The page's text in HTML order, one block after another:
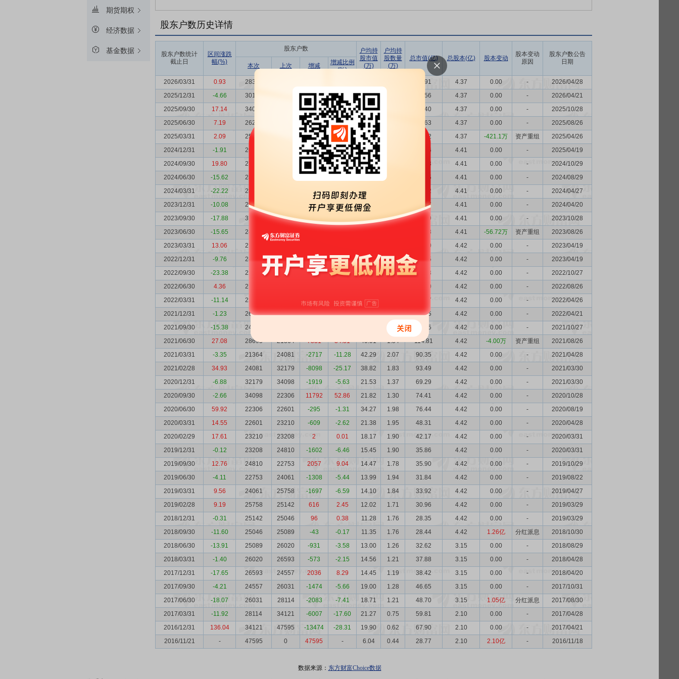
期货期权
经济数据
基金数据
股东户数历史详情
股东户数统计
截止日
区间涨跌
幅(%)
股东户数
户均持
股市值
(万)
户均持
股数量
(万)
总市值(亿) 总股本(亿) 股本变动
股本变动
原因
股东户数公告
日期
本次 上次 增减
增减比例
(%)
2026/03/31
0.93 28353 37.91 4.37 0.00 -
2026/04/28
2025/12/31
-4.66 30135 -3920 -11.51 12.47 37.56 4.37 0.00 -
2026/04/21
2025/09/30
17.14 34055 7793 29.67 11.57 39.40 4.37 0.00 -
2025/10/28
2025/06/30
7.19 26262 445 1.72 12.81 33.63 4.37 0.00 -
2025/08/26
2025/03/31
2.09 25817 -822 -3.09 12.40 32.02 4.37 -421.1万 资产重组
2025/04/26
2024/12/31
-1.91 26639 -1290 -4.62 11.89 31.66 4.41 0.00 -
2025/04/19
2024/09/30
19.80 27929 -980 -3.39 11.56 32.28 4.41 0.00 -
2024/10/29
2024/06/30
-15.62 28909 28988 1.53 26.95 4.41 0.00 -
2024/08/29
2024/03/31
-22.22 28988 -528 -1.79 11.29 32.72 4.41 0.00 -
2024/04/27
2023/12/31
-10.08 29516 -2274 -7.15 14.25 42.07 4.41 0.00 -
2024/04/20
2023/09/30
-17.88 31790 24000 7790 14.72 1.39 46.79 4.41 0.00 -
2023/10/28
2023/06/30
-15.65 24000 21387 56.98 4.41 -56.72万 资产重组
2023/08/26
2023/03/31
13.06 21387 68.80 4.42 0.00 -
2023/04/19
2022/12/31
-9.76 24913 22691 2222 9.79 24.42 1.77 60.85 4.42 0.00 -
2023/04/19
2022/09/30
-23.38 22691 21551 1140 5.29 29.72 1.95 67.43 4.42 0.00 -
2022/10/27
2022/06/30
4.36 21551 88.00 4.42 0.00 -
2022/08/26
2022/03/31
-11.14 22406 -4136 -15.58 38.06 85.27 4.42 0.00 -
2022/04/26
2021/12/31
-1.23 26542 24120 2422 10.04 36.15 1.66 95.95 4.42 0.00 -
2022/04/21
2021/09/30
-15.38 24120 1.83 97.15 4.42 0.00 -
2021/10/27
2021/06/30
27.08 28695 21364 7331 34.31 40.01 1.54 114.81 4.42 -4.00万 资产重组
2021/08/26
2021/03/31
-3.35 21364 24081 -2717 -11.28 42.29 2.07 90.35 4.42 0.00 -
2021/04/28
2021/02/28
34.93 24081 32179 -8098 -25.17 38.82 1.83 93.49 4.42 0.00 -
2021/03/30
2020/12/31
-6.88 32179 34098 -1919 -5.63 21.53 1.37 69.29 4.42 0.00 -
2021/03/30
2020/09/30
-2.66 34098 22306 11792 52.86 21.82 1.30 74.41 4.42 0.00 -
2020/10/28
2020/06/30
59.92 22306 22601 -295 -1.31 34.27 1.98 76.44 4.42 0.00 -
2020/08/19
2020/03/31
14.55 22601 23210 -609 -2.62 21.38 1.95 48.31 4.42 0.00 -
2020/04/28
2020/02/29
17.61 23210 23208 2 0.01 18.17 1.90 42.17 4.42 0.00 -
2020/03/31
2019/12/31
-0.12 23208 24810 -1602 -6.46 15.45 1.90 35.86 4.42 0.00 -
2020/03/31
2019/09/30
12.76 24810 22753 2057 9.04 14.47 1.78 35.90 4.42 0.00 -
2019/10/29
2019/06/30
-4.11 22753 24061 -1308 -5.44 13.99 1.94 31.84 4.42 0.00 -
2019/08/22
2019/03/31
9.56 24061 25758 -1697 -6.59 14.10 1.84 33.92 4.42 0.00 -
2019/04/27
2019/02/28
9.19 25758 25142 616 2.45 12.02 1.71 30.96 4.42 0.00 -
2019/03/29
2018/12/31
-0.31 25142 25046 96 0.38 11.28 1.76 28.35 4.42 0.00 -
2019/03/29
2018/09/30
-11.60 25046 25089 -43 -0.17 11.35 1.76 28.44 4.42 1.26亿 分红派息
2018/10/30
2018/06/30
-13.91 25089 26020 -931 -3.58 13.00 1.26 32.62 3.15 0.00 -
2018/08/29
2018/03/31
-1.40 26020 26593 -573 -2.15 14.56 1.21 37.88 3.15 0.00 -
2018/04/28
2017/12/31
-17.65 26593 24557 2036 8.29 14.45 1.19 38.42 3.15 0.00 -
2018/04/20
2017/09/30
-4.21 24557 26031 -1474 -5.66 19.00 1.28 46.65 3.15 0.00 -
2017/10/31
2017/06/30
-18.07 26031 28114 -2083 -7.41 18.71 1.21 48.70 3.15 1.05亿 分红派息
2017/08/30
2017/03/31
-11.92 28114 34121 -6007 -17.60 21.27 0.75 59.81 2.10 0.00 -
2017/04/28
2016/12/31
136.04 34121 47595 -13474 -28.31 19.90 0.62 67.90 2.10 0.00 -
2017/04/21
2016/11/21
- 47595 0 47595 - 6.04 0.44 28.77 2.10 2.10亿 - 2016/11/18
数据来源： 东方财富Choice数据